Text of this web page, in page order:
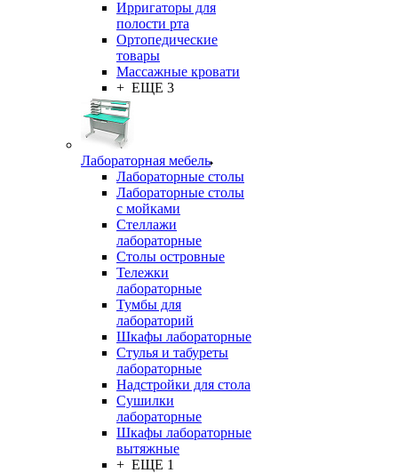
Ирригаторы для
полости рта
Ортопедические
товары
Массажные кровати
+ ЕЩЕ 3
Лабораторная мебель
Лабораторные столы
Лабораторные столы
с мойками
Стеллажи
лабораторные
Столы островные
Тележки
лабораторные
Тумбы для
лабораторий
Шкафы лабораторные
Стулья и табуреты
лабораторные
Надстройки для стола
Сушилки
лабораторные
Шкафы лабораторные
вытяжные
+ ЕЩЕ 1